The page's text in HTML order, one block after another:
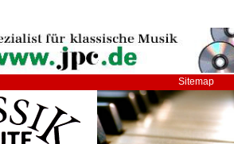
Sitemap